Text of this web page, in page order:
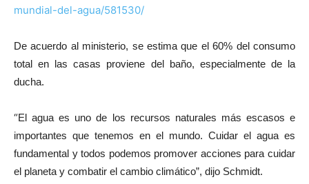
mundial-del-agua/581530/
De acuerdo al ministerio, se estima que el 60% del consumo
total en las casas proviene del baño, especialmente de la
ducha.
“El agua es uno de los recursos naturales más escasos e
importantes que tenemos en el mundo. Cuidar el agua es
fundamental y todos podemos promover acciones para cuidar
el planeta y combatir el cambio climático”, dijo Schmidt.